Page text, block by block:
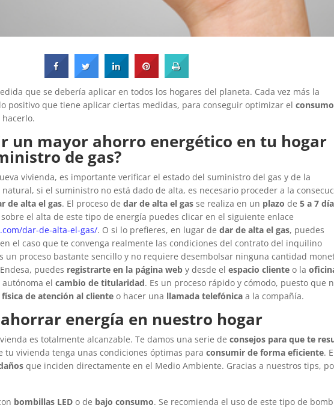
que se debería aplicar en todos los hogares del planeta. Cada vez más la
positivo que tiene aplicar ciertas medidas, para conseguir optimizar elconsumo
hacerlo.
un mayor ahorro energético en tu hogar
de gas?
vivienda, es importante verificar el estado del suministro del gas y de la
si el suministro no está dado de alta, es necesario proceder a la
de alta el gas. El proceso de dar de alta el gasse realiza en un plazo de5 a 7
el alta de este tipo de energía puedes clicar en el siguiente enlace
dar-de-alta-el-gas/. O si lo prefieres, en lugar dedar de alta el gas, puedes
el caso que te convenga realmente las condiciones del contrato del inquilino
un proceso bastante sencillo y no requiere desembolsar ninguna cantidad
puedes registrarte en la página web y desde elespacio clienteo la
autónoma elcambio de titularidad. Es un proceso rápido y cómodo, puesto que
de atención al cliente o hacer una llamada telefónicaa la compañía.
energía en nuestro hogar
es totalmente alcanzable. Te damos una serie deconsejos para que te
tu vivienda tenga unas condiciones óptimas paraconsumir de forma eficiente.
que inciden directamente en el Medio Ambiente. Gracias a nuestros tips,
bombillas LEDo de bajo consumo. Se recomienda el uso de este tipo de